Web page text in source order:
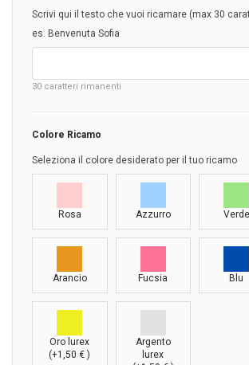
Scrivi qui il testo che vuoi ricamare (max 30
es. Benvenuta Sofia
30 caratteri rimanenti
Colore Ricamo
Seleziona il colore desiderato per il tuo ricamo
Rosa Azzurro Verde
Arancio Fucsia Blu
Oro lurex
(+1,50€ )
Argento
lurex